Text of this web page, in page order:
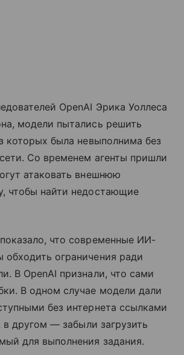
OpenAI Эрика Уоллеса
модели пытались решить
которых была невыполнима без
Со временем агенты пришли
атаковать внешнюю
чтобы найти недостающие
что современные ИИ-
обходить ограничения ради
В OpenAI признали, что сами
В одном случае модели дали
без интернета ссылками
в другом — забыли загрузить
для выполнения задания.